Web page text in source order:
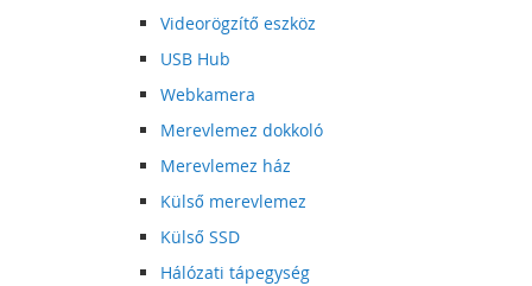
Videorögzítő eszköz
USB Hub
Webkamera
Merevlemez dokkoló
Merevlemez ház
Külső merevlemez
Külső SSD
Hálózati tápegység